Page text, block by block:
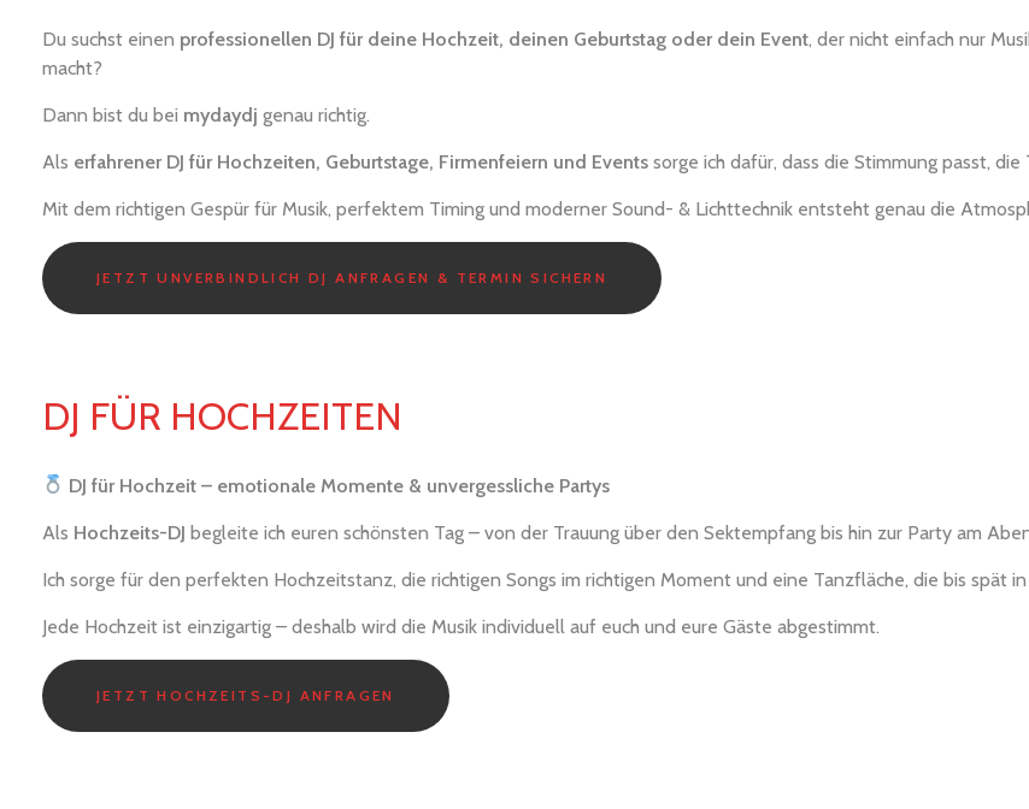
Du suchst einen professionellen DJ für deine Hochzeit, deinen Geburtstag oder dein Event, der nicht einfach nur
macht?
Dann bist du bei myd aydj genau richtig.
Als erfahrener DJ für Hochzeiten, Geburtstage, Firmenfeiern und Events sorge ich dafür, dass die Stimmung passt,
Mit dem richtigen Gespür für Musik, perfektem Timing und moderner Sound- & Lichttechnik entsteht genau die
JETZT UNVERBINDLICH DJ ANFRAGEN & TERMIN SICHERN
DJ FÜR HOCHZEITEN
DJ für Hochzeit – emotionale Momente & unvergessliche Partys
Als Hochzeits-DJ begleite ich euren schönsten Tag – von der Trauung über den Sektempfang bis hin zur Party am
Ich sorge für den perfekten Hochzeitstanz, die richtigen Songs im richtigen Moment und eine Tanzfläche, die bis spät
Jede Hochzeit ist einzigartig – deshalb wird die Musik individuell auf euch und eure Gäste abgestimmt.
JETZT HOCHZEITS-DJ ANFRAGEN